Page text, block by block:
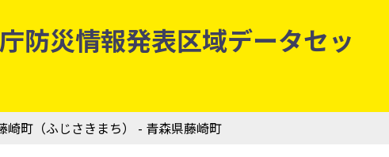
防災情報発表区域データセッ
崎町（ふじさきまち） - 青森県藤崎町